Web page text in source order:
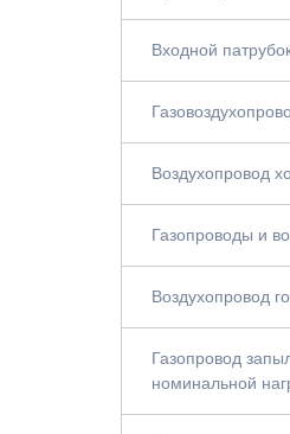
Входной
Воздухопровод
Газопроводы и
Воздухопровод
Газопровод
номинальной